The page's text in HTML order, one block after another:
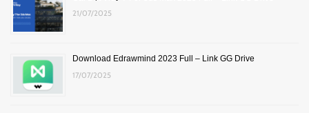
21/07/2025
Download Edrawmind 2023 Full – Link GG Drive
17/07/2025